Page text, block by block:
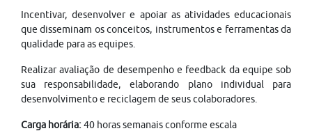
Incentivar, desenvolver e apoiar as atividades educacionais
que disseminam os conceitos, instrumentos e ferramentas da
qualidade para as equipes.
Realizar avaliação de desempenho e feedback da equipe sob
sua responsabilidade, elaborando plano individual para
desenvolvimento e reciclagem de seus colaboradores.
Carga horária:40 horas semanais conforme escala